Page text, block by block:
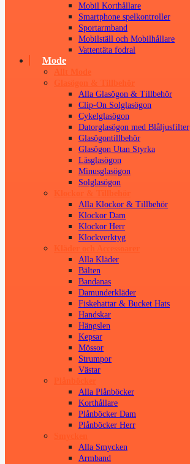
Mobil Korthållare
Smartphone spelkontroller
Sportarmband
Mobilställ och Mobilhållare
Vattentäta fodral
Mode
Alla Glasögon & Tillbehör
Clip-On Solglasögon
Cykelglasögon
Datorglasögon med Blåljusfilter
Glasögontillbehör
Glasögon Utan Styrka
Läsglasögon
Minusglasögon
Solglasögon
Alla Klockor & Tillbehör
Klockor Dam
Klockor Herr
Klockverktyg
Alla Kläder
Bälten
Bandanas
Damunderkläder
Fiskehattar & Bucket Hats
Handskar
Hängslen
Kepsar
Mössor
Strumpor
Västar
Alla Plånböcker
Korthållare
Plånböcker Dam
Plånböcker Herr
Alla Smycken
Armband